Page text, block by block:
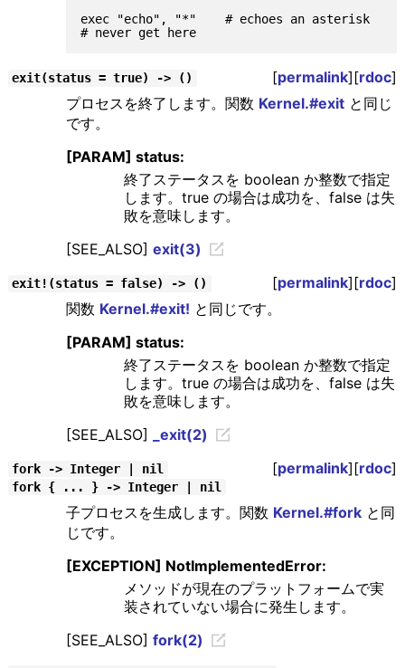
exec "echo", "*"    # echoes an asterisk
# never get here
exit(status = true) -> () [permalink][rdoc]
プロセスを終了します。関数 Kernel.#exitと同じ
です。
[PARAM] status:
終了ステータスを boolean か整数で指定
します。true の場合は成功を、false は失
敗を意味します。
[SEE_ALSO] exit(3)
exit!(status = false) -> () [permalink][rdoc]
関数 Kernel.#exit! と同じです。
[PARAM] status:
終了ステータスを boolean か整数で指定
します。true の場合は成功を、false は失
敗を意味します。
[SEE_ALSO]
_exit(2)
fork -> Integer | nil [permalink][rdoc]
fork { ... } -> Integer | nil
子プロセスを生成します。関数 Kernel.#forkと同
じです。
[EXCEPTION] NotImplementedError:
メソッドが現在のプラットフォームで実
装されていない場合に発生します。
[SEE_ALSO] fork(2)